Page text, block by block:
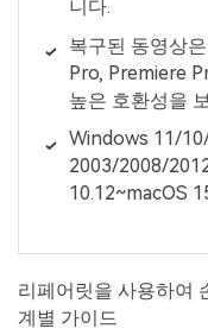
니다.
복구된 동영상
Pro, Premiere
높은 호환성을
Windows 11/
2003/2008/
10.12~macOS
리페어릿을 사용하여
계별 가이드